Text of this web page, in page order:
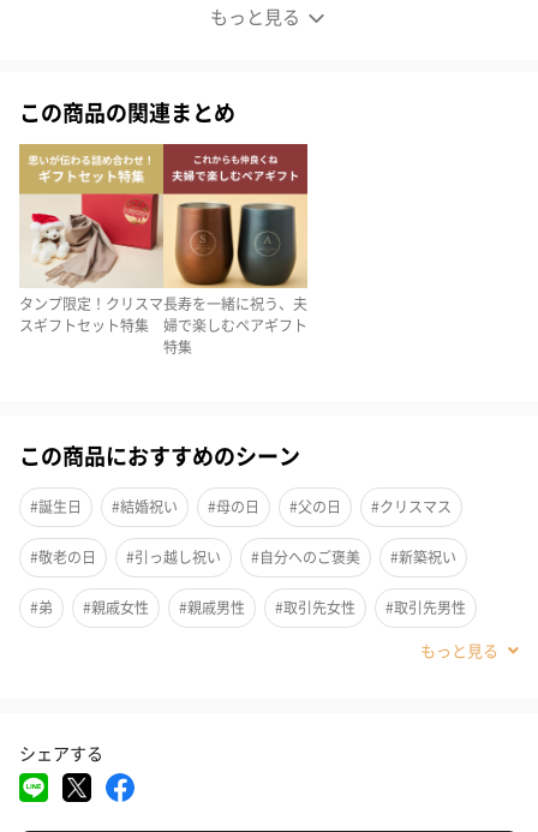
もっと見る
結婚祝いや目上の方やお世話になっている方へ
結婚祝いに実用的で、でもセンスのあるものを贈りたい・・・
品質とひと匙のデザインセンスを兼ね備えたこちらのセットはそ
んな願いを叶えてくれます。
いいものを知っている上司の方や長年お世話になっている方、目
上の方への贈り物にも。
世界中で愛されるポルトガルのカトラリーブランド「Cutipol」の
カトラリーペアセット。
シンプルだけれど飽きの来ない洗練されたデザインはどんなテー
ブルウェアにも合わせやすい。
見た目だけではなく、人間工学に基づいて設計されているので使
い勝手も◯。
CutipolのGOAシリーズは品質が良くおしゃれなのに主張しすぎな
いデザインのため、友達や同僚の結婚祝いに少しいいものを贈り
この商品の関連まとめ
タンプ限定！クリスマ
スギフトセット特集
長寿を一緒に祝う、夫
婦で楽しむペアギフト
特集
この商品におすすめのシーン
#誕生日 #結婚祝い #母の日 #父の日 #クリスマス
#敬老の日 #引っ越し祝い #自分へのご褒美 #新築祝い
#弟 #親戚女性 #親戚男性 #取引先女性 #取引先男性
#姪 #娘
#上司男性
#妻 #夫
シェアする